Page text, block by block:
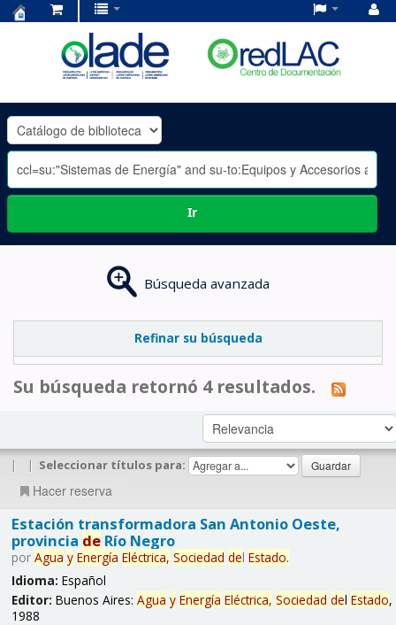
OLADE
-
Ir
Búsqueda avanzada
Refinar su búsqueda
Su búsqueda retornó 4 resultados.
| | Seleccionar títulos para:
Hacer reserva
Estación transformadora San Antonio Oeste,
provincia deRío Negro
por Agua y Energía Eléctrica, Sociedad del Estado.
Idioma: Español
Editor: Buenos Aires: Agua y Energía Eléctrica, Sociedad del Estado,
1988